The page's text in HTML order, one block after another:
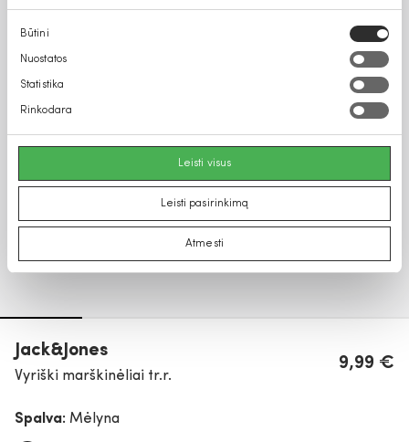
Sutikimo
pasirinkimas
Būtini
Nuostatos
Statistika
Rinkodara
Leisti visus
Leisti pasirinkimą
Atmesti
Jack&Jones
Vyriški marškinėliai tr.r.
9,99 €
Spalva: Mėlyna